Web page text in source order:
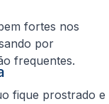
fortes nos
por
frequentes.
fique prostrado e